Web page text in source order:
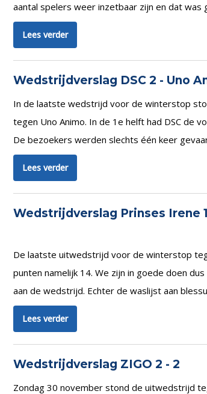
aantal spelers weer inzetbaar zijn en dat was
Lees verder
Wedstrijdverslag DSC 2 - Uno
In de laatste wedstrijd voor de winterstop
tegen Uno Animo. In de 1e helft had DSC de
De bezoekers werden slechts één keer
Lees verder
Wedstrijdverslag Prinses Irene 1
De laatste uitwedstrijd voor de winterstop
punten namelijk 14. We zijn in goede doen
aan de wedstrijd. Echter de waslijst aan
Lees verder
Wedstrijdverslag ZIGO 2 - 2
Zondag 30 november stond de uitwedstrijd